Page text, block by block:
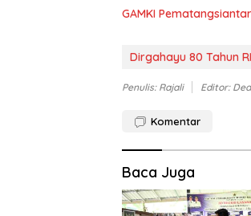
GAMKI
Dirgahayu 80 Tahun RI
Penulis: Rajali Editor:
Komentar
Baca Juga